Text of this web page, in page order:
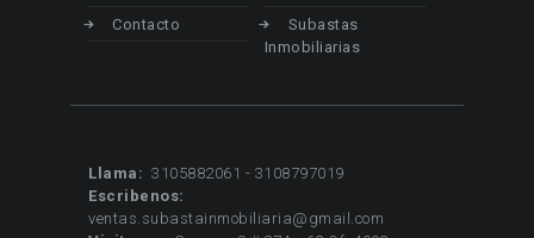
Contacto
Subastas
Inmobiliarias
Llama: 3105882061 - 3108797019
Escribenos:
ventas.subastainmobiliaria@gmail.com